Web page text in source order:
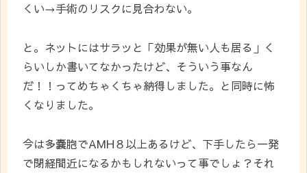
くい→手術のリスクに見合わない。
と。ネットにはサラッと「効果が無い人も居る」く
らいしか書いてなかったけど、そういう事なん
だ！！ってめちゃくちゃ納得しました。と同時に怖
くなりました。
今は多嚢胞でAMH８以上あるけど、下手したら一発
で閉経間近になるかもしれないって事でしょ？それ